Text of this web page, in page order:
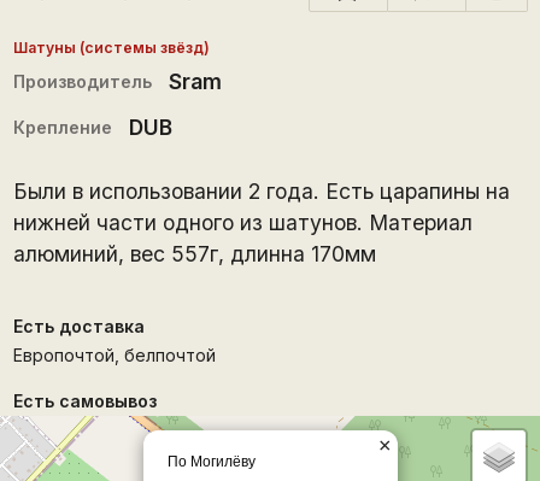
Шатуны (системы звёзд)
Производитель Sram
Крепление DUB
Были в использовании 2 года. Есть царапины на
нижней части одного из шатунов. Материал
алюминий, вес 557г, длинна 170мм
Есть доставка
Европочтой, белпочтой
Есть самовывоз
По Могилёву
×